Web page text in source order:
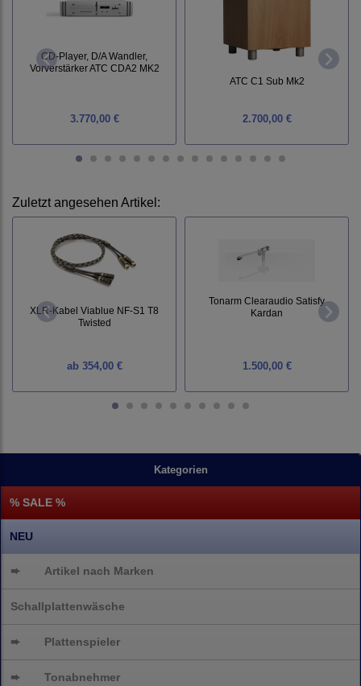
Kategorien
% SALE %
NEU
➨ Artikel nach Marken
Schallplattenwäsche
➨ Plattenspieler
➨ Tonabnehmer
CD-Player, D/A Wandler,
Vorverstärker ATC CDA2 MK2
3.770,00 €
ATC C1 Sub Mk2
2.700,00 €
Zuletzt angesehen Artikel:
XLR-Kabel Viablue NF-S1 T8
Twisted
ab354,00 €
Tonarm Clearaudio Satisfy
Kardan
1.500,00 €